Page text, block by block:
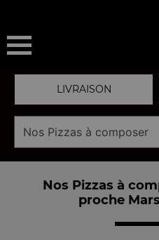
LIVRAISON
Nos Pizzas à
proche